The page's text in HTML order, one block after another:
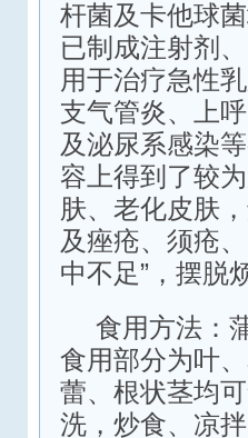
杆菌及卡他球
已制成注射剂
用于治疗急性
支气管炎、上
及泌尿系感染
容上得到了较
肤、老化皮肤
及痤疮、须疮
中不足”，摆脱
食用方法：
食用部分为叶
蕾、根状茎均
洗，炒食、凉